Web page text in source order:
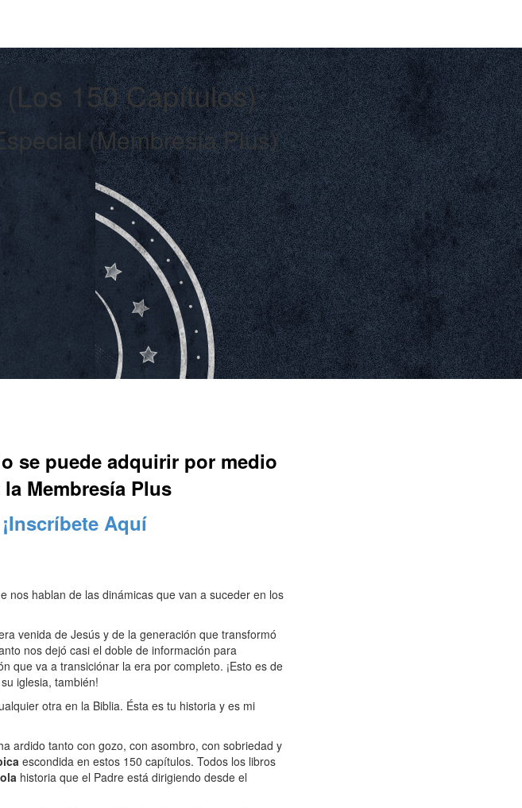
150 Capítulos)
(Membresía Plus)
se puede adquirir por medio
la Membresía Plus
¡Inscríbete Aquí
nos hablan de las dinámicas que van a suceder en los
venida de Jesús y de la generación que transformó
nos dejó casi el doble de información para
que va a transiciónar la era por completo. ¡Esto es de
iglesia, también!
otra en la Biblia. Ésta es tu historia y es mi
ardido tanto con gozo, con asombro, con sobriedad y
escondida en estos 150 capítulos. Todos los libros
historia que el Padre está dirigiendo desde el